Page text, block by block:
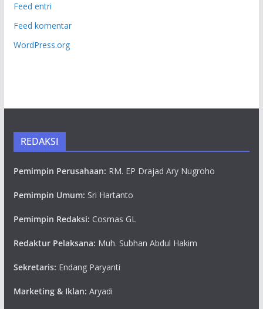
Feed entri
Feed komentar
WordPress.org
REDAKSI
Pemimpin Perusahaan: RM. EP Drajad Ary Nugroho
Pemimpin Umum: Sri Hartanto
Pemimpin Redaksi: Cosmas GL
Redaktur Pelaksana: Muh. Subhan Abdul Hakim
Sekretaris: Endang Paryanti
Marketing & Iklan: Aryadi